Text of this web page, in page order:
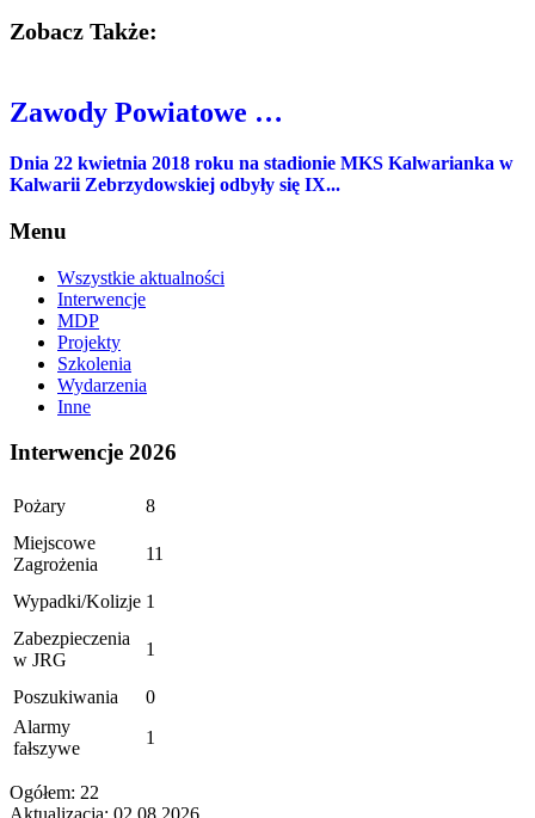
Zobacz Także:
Zawody Powiatowe …
Dnia 22 kwietnia 2018 roku na stadionie MKS Kalwarianka w
Kalwarii Zebrzydowskiej odbyły się IX...
Menu
Wszystkie aktualności
Interwencje
MDP
Projekty
Szkolenia
Wydarzenia
Inne
Interwencje 2026
Pożary
8
Miejscowe
Zagrożenia
11
Wypadki/Kolizje 1
Zabezpieczenia
w JRG
1
Poszukiwania
0
Alarmy
fałszywe
1
Ogółem: 22